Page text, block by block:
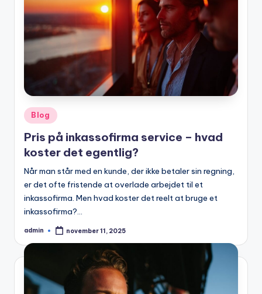
Posted
in
Blog
Pris på inkassofirma service – hvad
koster det egentlig?
Når man står med en kunde, der ikke betaler sin regning,
er det ofte fristende at overlade arbejdet til et
inkassofirma. Men hvad koster det reelt at bruge et
inkassofirma?…
Posted
admin november 11, 2025